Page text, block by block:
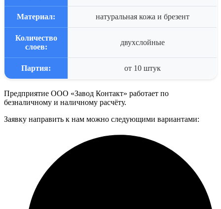
Материал: натуральная кожа и брезент
Количество
слоев:
двухслойные
Партия: от 10 штук
Предприятие ООО «Завод Контакт» работает по
безналичному и наличному расчёту.
Заявку направить к нам можно следующими вариантами: